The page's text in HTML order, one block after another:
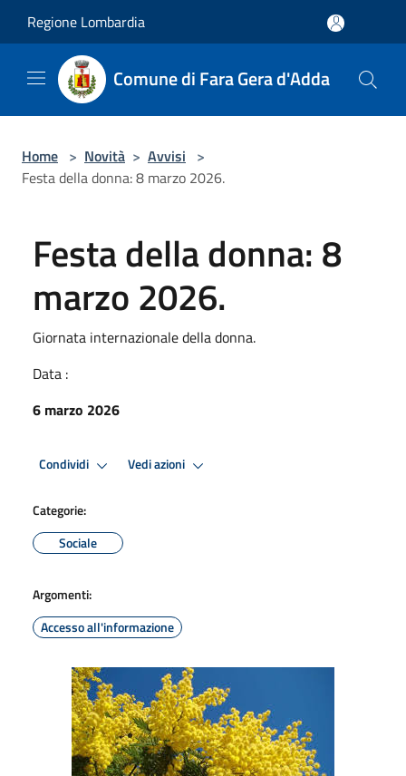
Regione Lombardia
Comune di Fara Gera d'Adda
Home > Novità > Avvisi >
Festa della donna: 8 marzo 2026.
Festa della donna: 8
marzo 2026.
Giornata internazionale della donna.
Data :
6 marzo 2026
Condividi Vedi azioni
Categorie:
Sociale
Argomenti:
Accesso all'informazione